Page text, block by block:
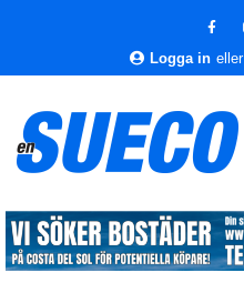
Logga in eller